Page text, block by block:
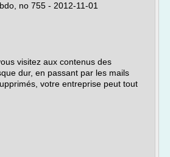
no 755 - 2012-11-01
visitez aux contenus des
dur, en passant par les mails
votre entreprise peut tout